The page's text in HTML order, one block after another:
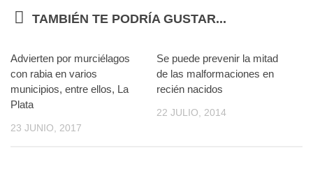
TAMBIÉN TE PODRÍA GUSTAR...
Advierten por murciélagos
con rabia en varios
municipios, entre ellos, La
Plata
23 JUNIO, 2017
Se puede prevenir la mitad
de las malformaciones en
recién nacidos
22 JULIO, 2014